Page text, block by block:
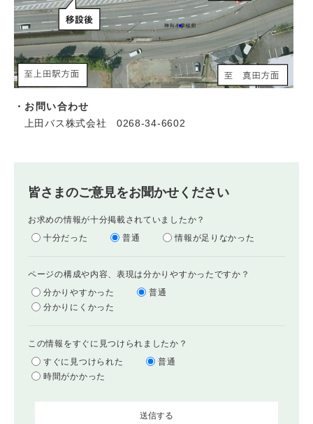
・お問い合わせ
上田バス株式会社 0268-34-6602​
皆さまのご意見をお聞かせください
お求めの情報が十分掲載されていましたか？
十分だった
普通 情報が足りなかった
ページの構成や内容、表現は分かりやすかったですか？
分かりやすかった
普通
分かりにくかった
この情報をすぐに見つけられましたか？
すぐに見つけられた
普通
時間がかかった